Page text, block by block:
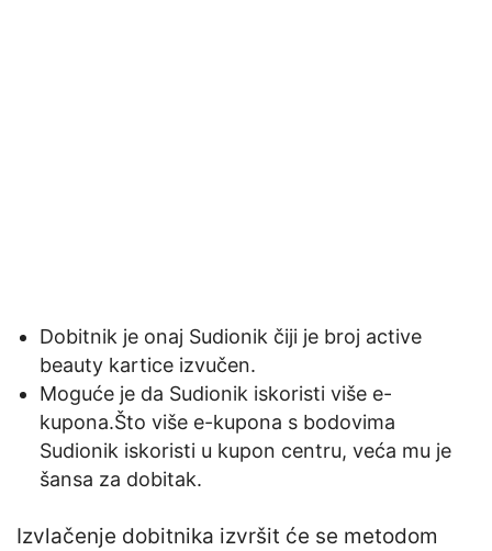
Dobitnik je onaj Sudionik čiji je broj active
beauty kartice izvučen.
Moguće je da Sudionik iskoristi više e-
kupona.Što više e-kupona s bodovima
Sudionik iskoristi u kupon centru, veća mu je
šansa za dobitak.
Izvlačenje dobitnika izvršit će se metodom